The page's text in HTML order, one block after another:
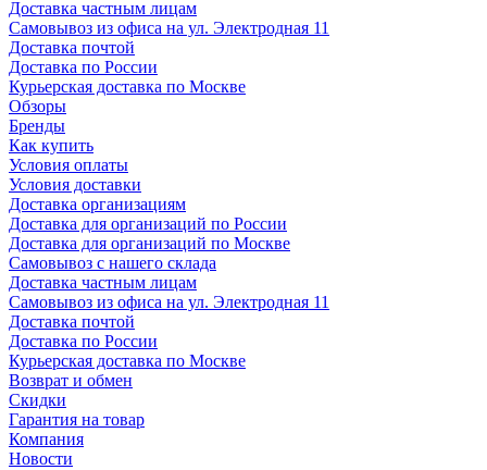
Доставка частным лицам
Самовывоз из офиса на ул. Электродная 11
Доставка почтой
Доставка по России
Курьерская доставка по Москве
Обзоры
Бренды
Как купить
Условия оплаты
Условия доставки
Доставка организациям
Доставка для организаций по России
Доставка для организаций по Москве
Самовывоз с нашего склада
Доставка частным лицам
Самовывоз из офиса на ул. Электродная 11
Доставка почтой
Доставка по России
Курьерская доставка по Москве
Возврат и обмен
Скидки
Гарантия на товар
Компания
Новости